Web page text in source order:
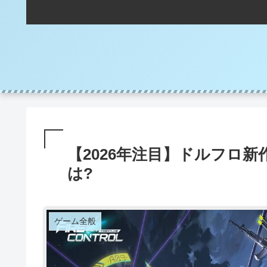
【2026年注目】ドルフロ
は?
ゲーム全般